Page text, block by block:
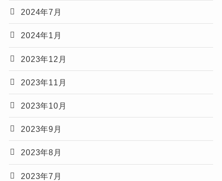
2024年7月
2024年1月
2023年12月
2023年11月
2023年10月
2023年9月
2023年8月
2023年7月